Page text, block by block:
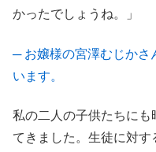
かったでしょうね。」
─ お嬢様の宮澤むじかさ
います。
私の二人の子供たちにも
てきました。生徒に対